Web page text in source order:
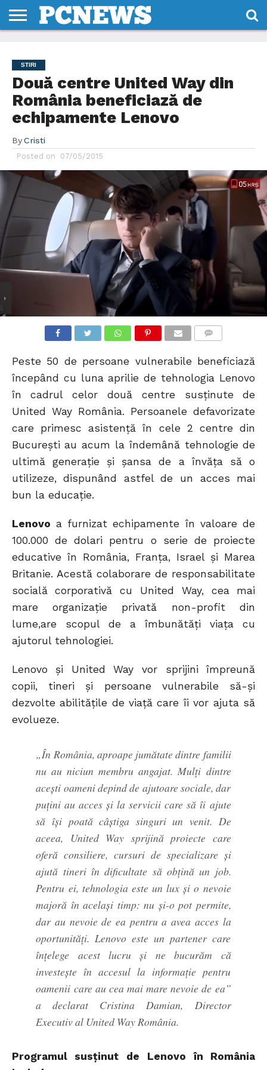
NOI
SI
CONDITII
STIRI
Două centre United Way din
România beneficiază de
echipamente Lenovo
By Cristi
Posted on 07/05/2015
Peste 50 de persoane vulnerabile beneficiază
începând cu luna aprilie de tehnologia Lenovo
în cadrul celor două centre susţinute de
United Way România. Persoanele defavorizate
care primesc asistenţă în cele 2 centre din
București au acum la îndemână tehnologie de
ultimă generație și șansa de a învăța să o
utilizeze, dispunând astfel de un acces mai
bun la educație.
Lenovo a furnizat echipamente în valoare de
100.000 de dolari pentru o serie de proiecte
educative în România, Franța, Israel și Marea
Britanie. Acestă colaborare de responsabilitate
socială corporativă cu United Way, cea mai
mare organizație privată non-profit din
lume,are scopul de a îmbunătăți viața cu
ajutorul tehnologiei.
Lenovo și United Way vor sprijini împreună
copii, tineri și persoane vulnerabile să-și
dezvolte abilitățile de viață care îi vor ajuta să
evolueze.
„În România, aproape jumătate dintre familii
nu au niciun membru angajat. Mulţi dintre
aceşti oameni depind de ajutoare sociale, dar
puţini au acces şi la servicii care să îi ajute
să îşi poată câştiga singuri un venit. De
aceea, United Way sprijină proiecte care
oferă consiliere, cursuri de specializare şi
ajută tineri în dificultate să obţină un job.
Pentru ei, tehnologia este un lux şi o nevoie
majoră în acelaşi timp: nu şi-o pot permite,
dar au nevoie de ea pentru a avea acces la
oportunităţi. Lenovo este un partener care
înţelege acest lucru şi ne bucurăm că
investeşte în accesul la informaţie pentru
oamenii care au cea mai mare nevoie de ea”
a declarat Cristina Damian, Director
Executiv al United Way România.
Programul susținut de Lenovo în România